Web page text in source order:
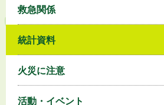
救急関係
統計資料
火災に注意
活動・イベント